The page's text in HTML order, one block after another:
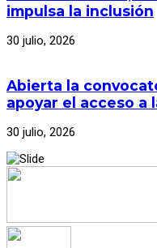
impulsa la inclusión
30 julio, 2026
Abierta la
apoyar el acceso a
30 julio, 2026